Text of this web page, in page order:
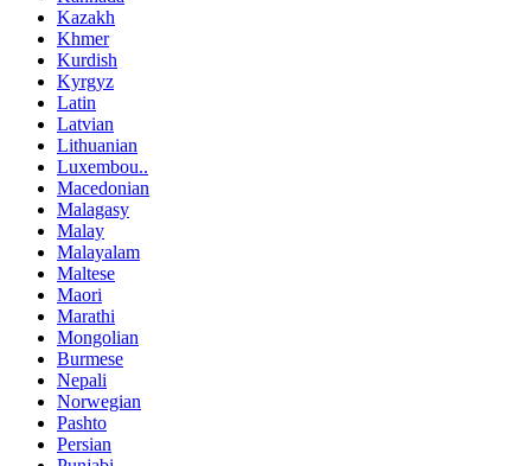
Kazakh
Khmer
Kurdish
Kyrgyz
Latin
Latvian
Lithuanian
Luxembou..
Macedonian
Malagasy
Malay
Malayalam
Maltese
Maori
Marathi
Mongolian
Burmese
Nepali
Norwegian
Pashto
Persian